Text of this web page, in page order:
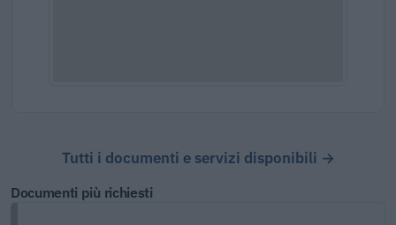
Tutti i documenti e servizi disponibili →
Documenti più richiesti